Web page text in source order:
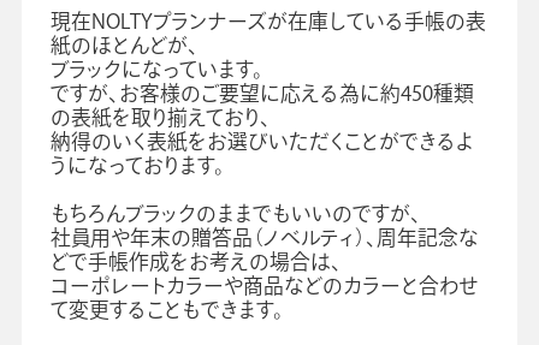
手帳資料一覧
お知らせ
コラム
関連サービス
現在NOLTYプランナーズが在庫している手帳の表
紙のほとんどが、
ブラックになっています。
ですが、お客様のご要望に応える為に約450種類
の表紙を取り揃えており、
納得のいく表紙をお選びいただくことができるよ
うになっております。
もちろんブラックのままでもいいのですが、
社員用や年末の贈答品（ノベルティ）、周年記念な
どで手帳作成をお考えの場合は、
コーポレートカラーや商品などのカラーと合わせ
て変更することもできます。